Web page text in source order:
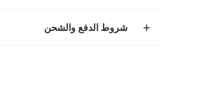
شروط الدفع والشحن